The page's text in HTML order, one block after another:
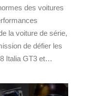
des voitures
la voiture de série,
de défier les
Italia GT3 et…